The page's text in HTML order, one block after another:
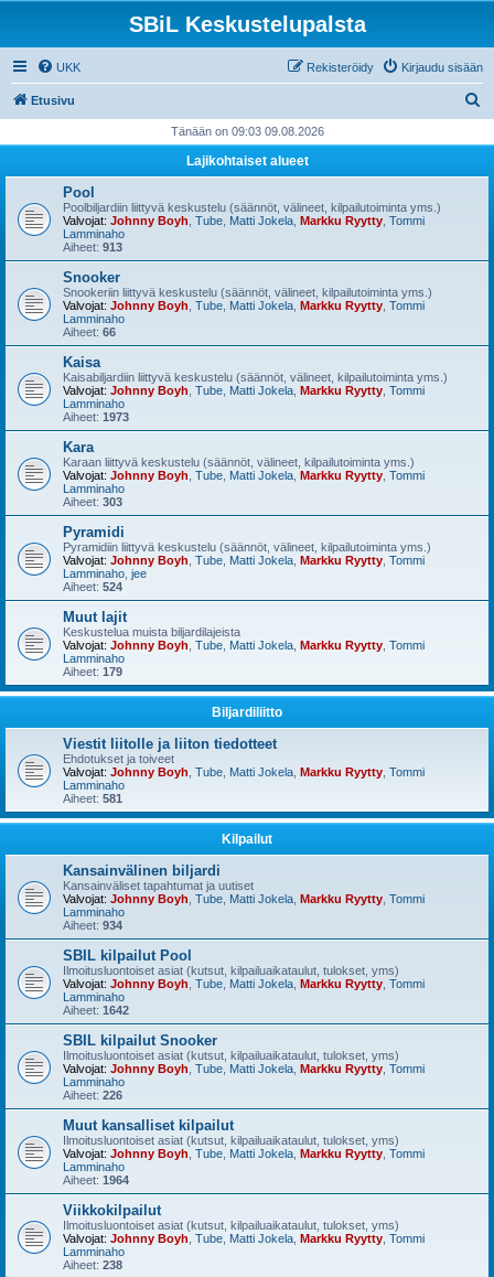
SBiL Keskustelupalsta
UKK Kirjaudu sisään
Rekisteröidy
Etusivu
i
Tänään on 09:03 09.08.2026
Lajikohtaiset alueet
Pool
Poolbiljardiin liittyvä keskustelu (säännöt, välineet, kilpailutoiminta yms.)
Valvojat: Johnny Boyh Tube Matti Jokela Markku Ryytty Tommi
Lamminaho
Aiheet: 913
Snooker
Snookeriin liittyvä keskustelu (säännöt, välineet, kilpailutoiminta yms.)
Valvojat: Johnny Boyh Tube Matti Jokela Markku Ryytty Tommi
Lamminaho
Aiheet: 66
Kaisa
Kaisabiljardiin liittyvä keskustelu (säännöt, välineet, kilpailutoiminta yms.)
Valvojat: Johnny Boyh Tube Matti Jokela Markku Ryytty Tommi
Lamminaho
Aiheet: 1973
Kara
Karaan liittyvä keskustelu (säännöt, välineet, kilpailutoiminta yms.)
Valvojat: Johnny Boyh Tube Matti Jokela Markku Ryytty Tommi
Lamminaho
Aiheet: 303
Pyramidi
Pyramidiin liittyvä keskustelu (säännöt, välineet, kilpailutoiminta yms.)
Valvojat: Johnny Boyh Tube Matti Jokela Markku Ryytty Tommi
Lamminaho jee
Aiheet: 524
Muut lajit
Keskustelua muista biljardilajeista
Valvojat: Johnny Boyh Tube Matti Jokela Markku Ryytty Tommi
Lamminaho
Aiheet: 179
Biljardiliitto
Viestit liitolle ja liiton tiedotteet
Ehdotukset ja toiveet
Valvojat: Johnny Boyh Tube Matti Jokela Markku Ryytty Tommi
Lamminaho
Aiheet: 581
Kilpailut
Kansainvälinen biljardi
Kansainväliset tapahtumat ja uutiset
Valvojat: Johnny Boyh Tube Matti Jokela Markku Ryytty Tommi
Lamminaho
Aiheet: 934
SBIL kilpailut Pool
Ilmoitusluontoiset asiat (kutsut, kilpailuaikataulut, tulokset, yms)
Valvojat: Johnny Boyh Tube Matti Jokela Markku Ryytty Tommi
Lamminaho
Aiheet: 1642
SBIL kilpailut Snooker
Ilmoitusluontoiset asiat (kutsut, kilpailuaikataulut, tulokset, yms)
Valvojat: Johnny Boyh Tube Matti Jokela Markku Ryytty Tommi
Lamminaho
Aiheet: 226
Muut kansalliset kilpailut
Ilmoitusluontoiset asiat (kutsut, kilpailuaikataulut, tulokset, yms)
Valvojat: Johnny Boyh Tube Matti Jokela Markku Ryytty Tommi
Lamminaho
Aiheet: 1964
Viikkokilpailut
Ilmoitusluontoiset asiat (kutsut, kilpailuaikataulut, tulokset, yms)
Valvojat: Johnny Boyh Tube Matti Jokela Markku Ryytty Tommi
Lamminaho
Aiheet: 238